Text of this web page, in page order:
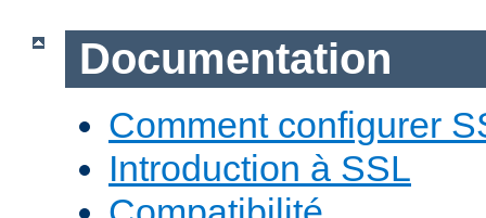
Documentation
Comment configurer
Introduction à SSL